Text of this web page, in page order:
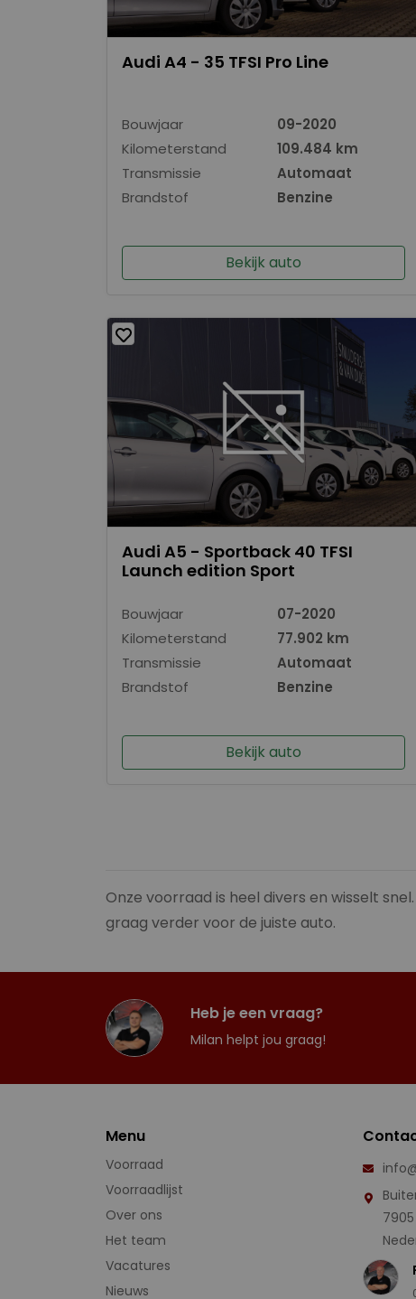
Audi A4 - 35 TFSI Pro Line
Bouwjaar
09-2020
Kilometerstand
109.484 km
Transmissie
Automaat
Brandstof
Benzine
Bekijk auto
Audi A5 - Sportback 40 TFSI
Launch edition Sport
Bouwjaar
07-2020
Kilometerstand
77.902 km
Transmissie
Automaat
Brandstof
Benzine
Bekijk auto
Onze voorraad is heel divers en wisselt
graag verder voor de juiste auto.
Heb je een vraag?
Milan helpt jou graag!
Menu
Voorraad
Voorraadlijst
Over ons
Het team
Vacatures
Nieuws